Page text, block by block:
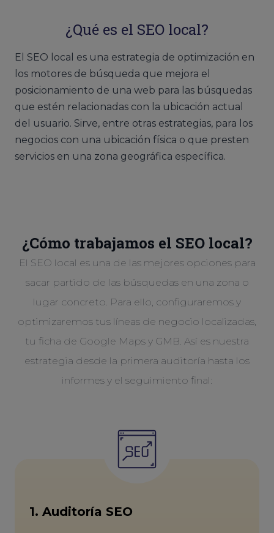
¿Qué es el SEO local?
El SEO local es una estrategia de optimización en
los motores de búsqueda que mejora el
posicionamiento de una web para las búsquedas
que estén relacionadas con la ubicación actual
del usuario. Sirve, entre otras estrategias, para los
negocios con una ubicación física o que presten
servicios en una zona geográfica específica.
¿Cómo trabajamos el SEO local?
El SEO local es una de las mejores opciones para
sacar partido de las búsquedas en una zona o
lugar concreto. Para ello, configuraremos y
optimizaremos tus líneas de negocio localizadas,
tu ficha de Google Maps y GMB. Así es nuestra
estrategia desde la primera auditoría hasta los
informes y el seguimiento final:
1. Auditoría SEO